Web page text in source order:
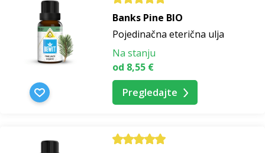
Banks Pine BIO
Pojedinačna eterična ulja
Na stanju
od 8,55 €
Pregledajte